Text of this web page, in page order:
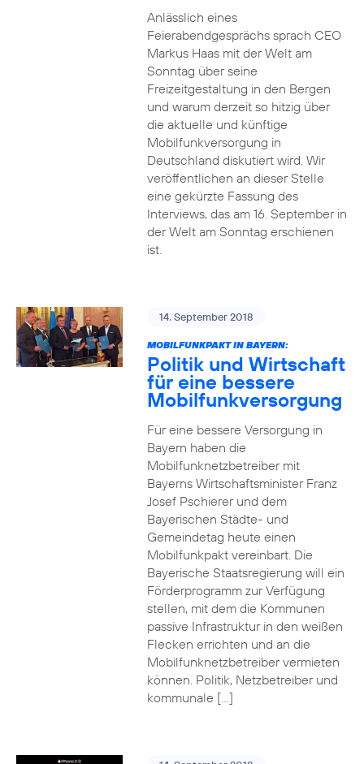
Anlässlich eines
Feierabendgesprächs sprach CEO
Markus Haas mit der Welt am
Sonntag über seine
Freizeitgestaltung in den Bergen
und warum derzeit so hitzig über
die aktuelle und künftige
Mobilfunkversorgung in
Deutschland diskutiert wird. Wir
veröffentlichen an dieser Stelle
eine gekürzte Fassung des
Interviews, das am 16. September in
der Welt am Sonntag erschienen
ist.
14. September 2018
MOBILFUNKPAKT IN BAYERN:
Politik und Wirtschaft
für eine bessere
Mobilfunkversorgung
Für eine bessere Versorgung in
Bayern haben die
Mobilfunknetzbetreiber mit
Bayerns Wirtschaftsminister Franz
Josef Pschierer und dem
Bayerischen Städte- und
Gemeindetag heute einen
Mobilfunkpakt vereinbart. Die
Bayerische Staatsregierung will ein
Förderprogramm zur Verfügung
stellen, mit dem die Kommunen
passive Infrastruktur in den weißen
Flecken errichten und an die
Mobilfunknetzbetreiber vermieten
können. Politik, Netzbetreiber und
kommunale […]